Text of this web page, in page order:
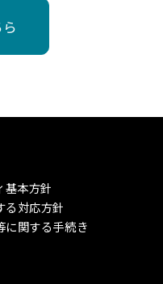
基本方針
る対応方針
に関する手続き